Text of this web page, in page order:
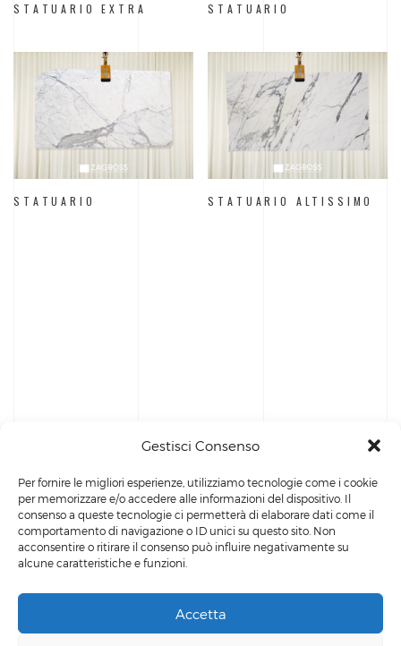
Gestisci Consenso
Per fornire le migliori esperienze, utilizziamo tecnologie come i cookie
per memorizzare e/o accedere alle informazioni del dispositivo. Il
consenso a queste tecnologie ci permetterà di elaborare dati come il
comportamento di navigazione o ID unici su questo sito. Non
acconsentire o ritirare il consenso può influire negativamente su
alcune caratteristiche e funzioni.
Accetta
STATUARIO EXTRA STATUARIO
STATUARIO STATUARIO ALTISSIMO
Powered bySiculab
Privacy Policy-Cookie Policy